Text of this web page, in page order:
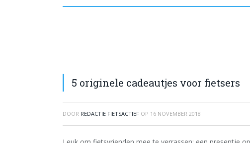
5 originele cadeautjes voor fietsers
DOOR REDACTIE FIETSACTIEF OP 16 NOVEMBER 2018